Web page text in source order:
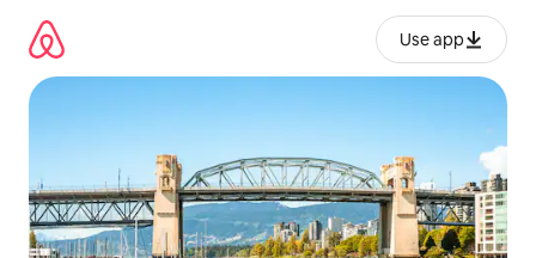
содржина
Use app